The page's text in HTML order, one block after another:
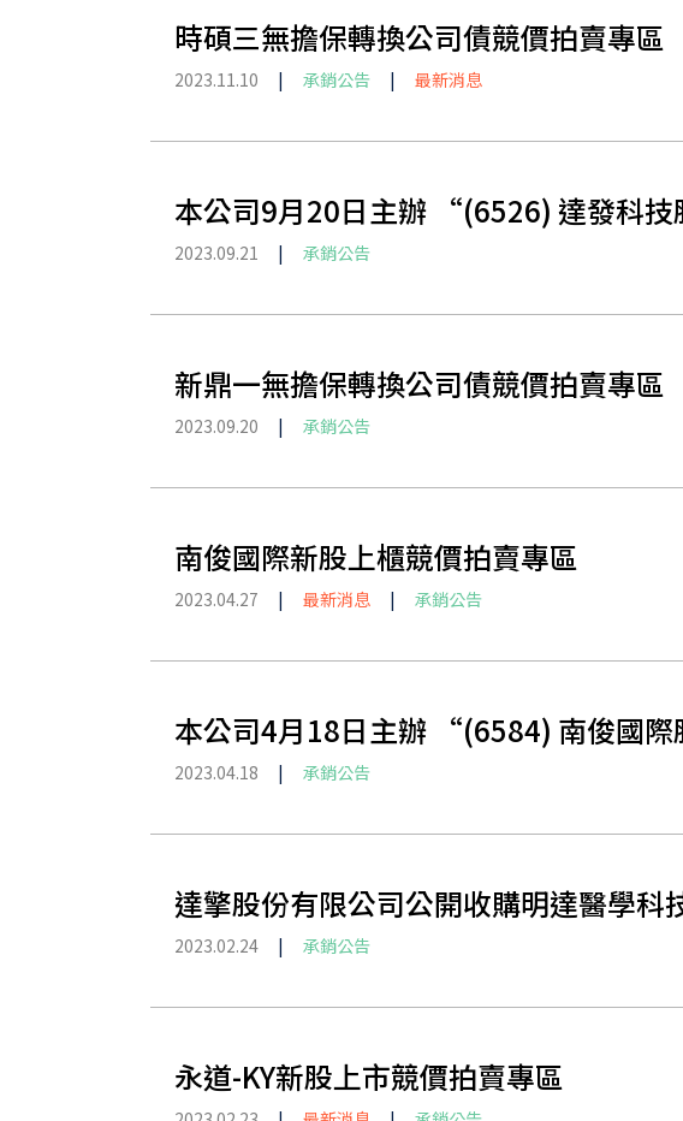
時碩三無擔保轉換公司債競價拍賣專區
2023.11.10 | 承銷公告 | 最新消息
本公司9月20日主辦 “(6526) 達發科
2023.09.21 | 承銷公告
新鼎一無擔保轉換公司債競價拍賣專區
2023.09.20 | 承銷公告
南俊國際新股上櫃競價拍賣專區
2023.04.27 | 最新消息 | 承銷公告
本公司4月18日主辦 “(6584) 南俊國
2023.04.18 | 承銷公告
達擎股份有限公司公開收購明達醫學科
2023.02.24 | 承銷公告
永道-KY新股上市競價拍賣專區